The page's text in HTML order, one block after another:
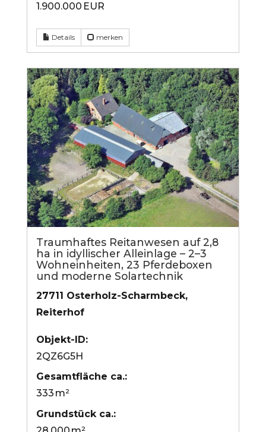
1.900.000 EUR
Details merken
Traumhaftes Reitanwesen auf 2,8
ha in idyllischer Alleinlage – 2–3
Wohneinheiten, 23 Pferdeboxen
und moderne Solartechnik
27711 Osterholz-Scharmbeck,
Reiterhof
Objekt-ID:
2QZ6G5H
Gesamtfläche ca.:
333 m²
Grund­stück ca.: